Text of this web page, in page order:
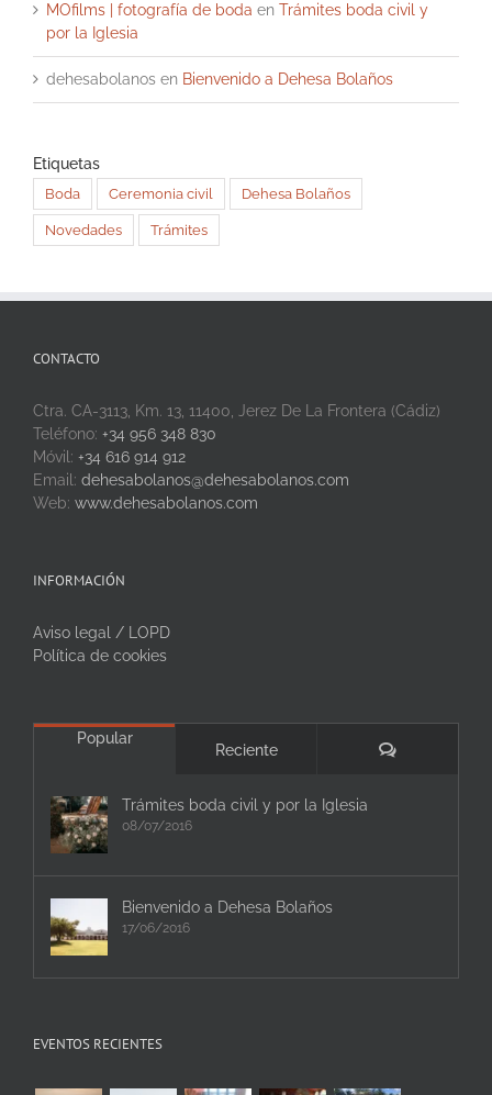
MOfilms | fotografía de boda en Trámites boda civil y
por la Iglesia
dehesabolanos en Bienvenido a Dehesa Bolaños
Etiquetas
Boda Ceremonia civil Dehesa Bolaños
Novedades Trámites
CONTACTO
Ctra. CA-3113, Km. 13, 11400, Jerez De La Frontera (Cádiz)
Teléfono: +34 956 348 830
Móvil: +34 616 914 912
Email: dehesabolanos@dehesabolanos.com
Web: www.dehesabolanos.com
INFORMACIÓN
Aviso legal / LOPD
Política de cookies
Popular
Reciente Comentarios
Trámites boda civil y por la Iglesia
08/07/2016
Bienvenido a Dehesa Bolaños
17/06/2016
EVENTOS RECIENTES